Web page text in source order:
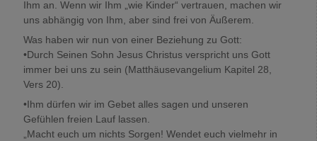
Ihm an. Wenn wir Ihm „wie Kinder“ vertrauen, machen wir
uns abhängig von Ihm, aber sind frei von Äußerem.
Was haben wir nun von einer Beziehung zu Gott:
•Durch Seinen Sohn Jesus Christus verspricht uns Gott
immer bei uns zu sein (Matthäusevangelium Kapitel 28,
Vers 20).
•Ihm dürfen wir im Gebet alles sagen und unseren
Gefühlen freien Lauf lassen.
„Macht euch um nichts Sorgen! Wendet euch vielmehr in